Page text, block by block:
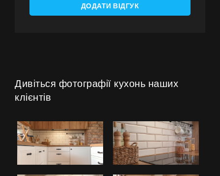
ДОДАТИ ВІДГУК
Дивіться фотографії кухонь наших
клієнтів